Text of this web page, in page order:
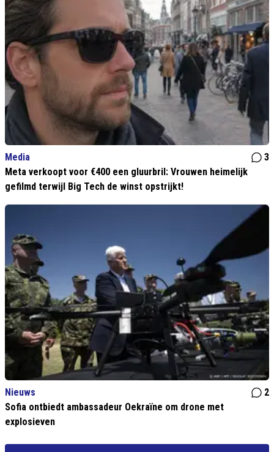
Media
3
Meta verkoopt voor €400 een gluurbril: Vrouwen heimelijk
gefilmd terwijl Big Tech de winst opstrijkt!
Nieuws
2
Sofia ontbiedt ambassadeur Oekraïne om drone met
explosieven